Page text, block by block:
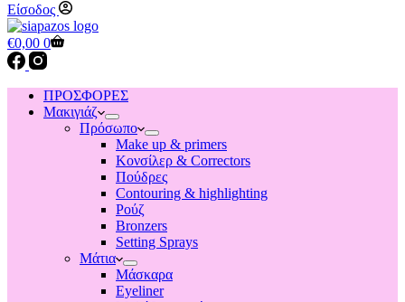
Είσοδος
Shopping
cart
€0,00 0
ΠΡΟΣΦΟΡΕΣ
Μακιγιάζ
Πρόσωπο
Make up & primers
Κονσίλερ & Correctors
Πούδρες
Contouring & highlighting
Ρούζ
Bronzers
Setting Sprays
Μάτια
Μάσκαρα
Eyeliner